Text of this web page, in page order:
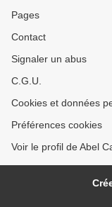
Pages
Contact
Signaler un abus
C.G.U.
Cookies et données
Préférences cookies
Voir le profil de Abel